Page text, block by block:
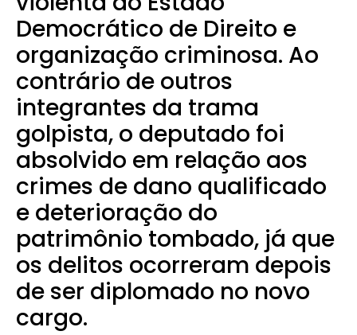
Democrático de Direito e
organização criminosa. Ao
contrário de outros
integrantes da trama
golpista, o deputado foi
absolvido em relação aos
crimes de dano qualificado
e deterioração do
patrimônio tombado, já que
os delitos ocorreram depois
de ser diplomado no novo
cargo.